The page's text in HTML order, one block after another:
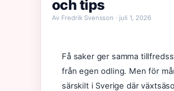
och tips
Av Fredrik Svensson · juli 1, 2026
Få saker ger samma
från egen odling. Men för
särskilt i Sverige där